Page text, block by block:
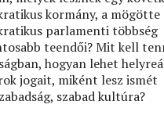
kormány, a mögötte
parlamenti többség
teendői? Mit kell
hogyan lehet
jogait, miként lesz ismét
szabad kultúra?